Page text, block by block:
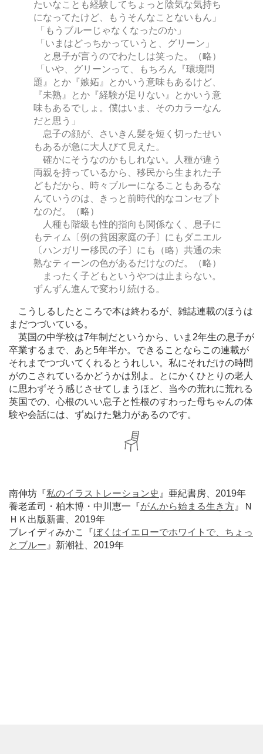
たいなことも経験してちょっと陰気な気持ち
になってたけど、もうそんなことないもん」
「もうブルーじゃなくなったのか」
「いまはどっちかっていうと、グリーン」
と息子が言うのでわたしは笑った。（略）
「いや、グリーンって、もちろん『環境問
題』とか『嫉妬』とかいう意味もあるけど、
『未熟』とか『経験が足りない』とかいう意
味もあるでしょ。僕はいま、そのカラーなん
だと思う」
息子の顔が、さいきん髪を短く切ったせい
もあるが急に大人びて見えた。
確かにそうなのかもしれない。人種が違う
両親を持っているから、移民から生まれた子
どもだから、時々ブルーになることもあるな
んていうのは、きっと前時代的なコンセプト
なのだ。（略）
人種も階級も性的指向も関係なく、息子に
もティム〔例の貧困家庭の子〕にもダニエル
〔ハンガリー移民の子〕にも（略）共通の未
熟なティーンの色があるだけなのだ。（略）
まったく子どもというやつは止まらない。
ずんずん進んで変わり続ける。
こうしるしたところで本は終わるが、雑誌連載のほうは
まだつづいている。
英国の中学校は7年制だというから、いま2年生の息子が
卒業するまで、あと5年半か。できることならこの連載が
それまでつづいてくれるとうれしい。私にそれだけの時間
がのこされているかどうかは別よ。とにかくひとりの老人
に思わずそう感じさせてしまうほど、当今の荒れに荒れる
英国での、心根のいい息子と性根のすわった母ちゃんの体
験や会話には、ずぬけた魅力があるのです。
南伸坊『私のイラストレーション史 』亜紀書房、2019年
養老孟司・柏木博・中川恵一『がんから始まる生き方 』Ｎ
ＨＫ出版新書、2019年
ブレイディみかこ『ぼくはイエローでホワイトで、ちょっ
とブルー 』新潮社、2019年